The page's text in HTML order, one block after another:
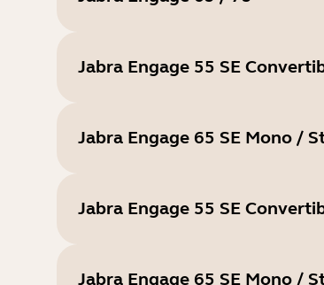
Jabra Engage 55 SE
Jabra Engage 65 SE Mono /
Jabra Engage 55 SE
Jabra Engage 65 SE Mono /